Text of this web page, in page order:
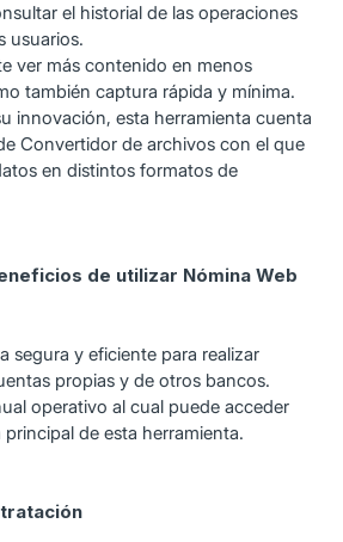
el historial de las operaciones
usuarios.
ver más contenido en menos
también captura rápida y mínima.
innovación, esta herramienta cuenta
Convertidor de archivos con el que
en distintos formatos de
de utilizar Nómina Web
segura y eficiente para realizar
propias y de otros bancos.
operativo al cual puede acceder
de esta herramienta.